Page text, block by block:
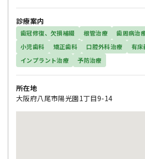
診療案内
歯冠修復、欠損補綴 根管治療 歯周病治
小児歯科
矯正歯科 口腔外科治療
有床
インプラント治療
予防治療
所在地
大阪府八尾市陽光園1丁目9-14